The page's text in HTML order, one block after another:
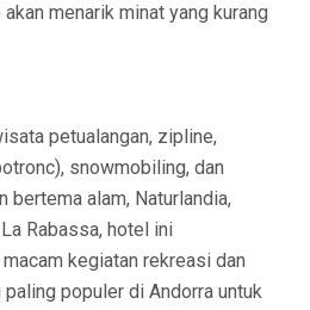
menarik minat yang kurang
petualangan, zipline,
snowmobiling, dan
bertema alam, Naturlandia,
Rabassa, hotel ini
kegiatan rekreasi dan
populer di Andorra untuk